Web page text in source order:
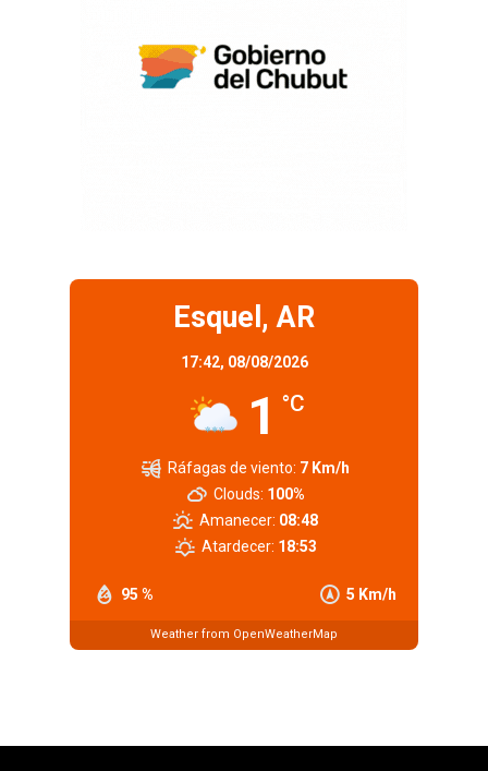
Esquel, AR
17:42, 08/08/2026
1 °C
95 % 5 Km/h
Ráfagas de viento: 7 Km/h
Clouds: 100%
Amanecer: 08:48
Atardecer: 18:53
Weather from OpenWeatherMap